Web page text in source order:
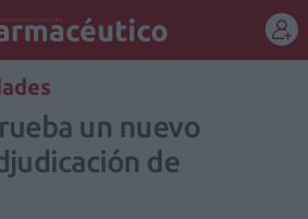
REGÍSTRATE
un nuevo
de